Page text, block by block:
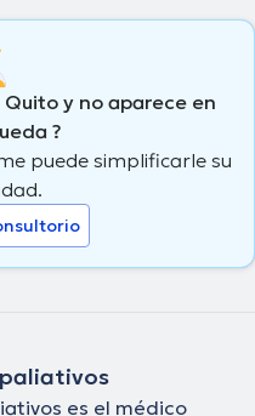
y no aparece en
?
puede simplificarle su
es el médico